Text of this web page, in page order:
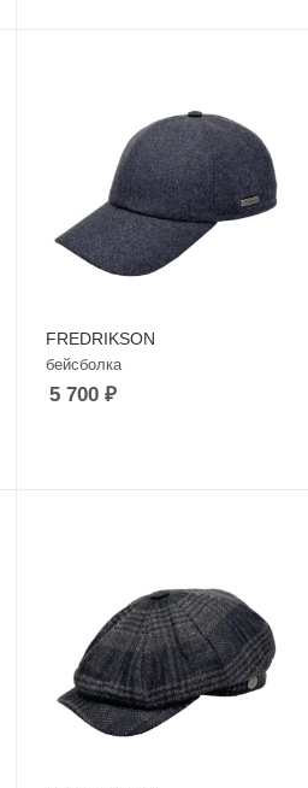
FREDRIKSON
бейсболка
5 700 ₽